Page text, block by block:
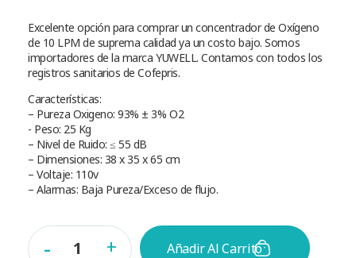
Excelente opción para comprar un concentrador de Oxígeno
de 10 LPM de suprema calidad ya un costo bajo. Somos
importadores de la marca YUWELL. Contamos con todos los
registros sanitarios de Cofepris.
Características:
– Pureza Oxigeno: 93% ± 3% O2
​​- Peso: 25 Kg
– Nivel de Ruido: ≤ 55 dB
– Dimensiones: 38 x 35 x 65 cm
– Voltaje: 110v
– Alarmas: Baja Pureza/Exceso de flujo.
Añadir Al Carrito